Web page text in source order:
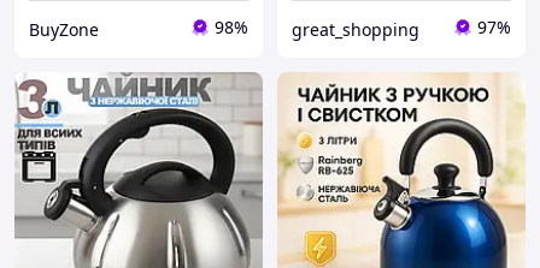
BuyZone 98% great_shopping 97%